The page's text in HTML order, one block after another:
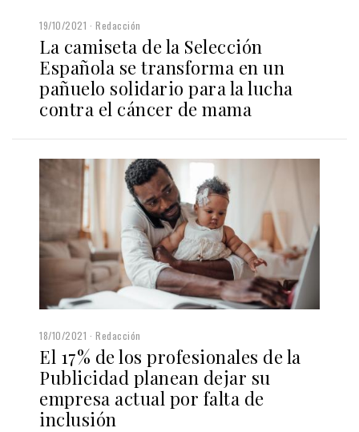
19/10/2021 Redacción
La camiseta de la Selección
Española se transforma en un
pañuelo solidario para la lucha
contra el cáncer de mama
18/10/2021 Redacción
El 17% de los profesionales de la
Publicidad planean dejar su
empresa actual por falta de
inclusión